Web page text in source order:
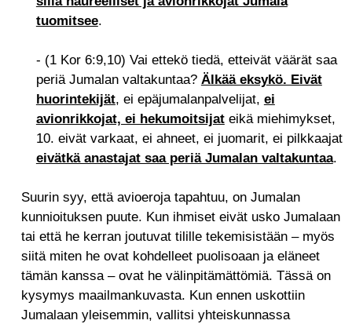
tuomitsee.
- (1 Kor 6:9,10) Vai ettekö tiedä, etteivät väärät saa
periä Jumalan valtakuntaa? Älkää eksykö. Eivät
huorintekijät, ei epäjumalanpalvelijat, ei
avionrikkojat, ei hekumoitsijateikä miehimykset,
10. eivät varkaat, ei ahneet, ei juomarit, ei pilkkaajat
eivätkä anastajat saa periä Jumalan valtakuntaa.
Suurin syy, että avioeroja tapahtuu, on Jumalan
kunnioituksen puute. Kun ihmiset eivät usko Jumalaan
tai että he kerran joutuvat tilille tekemisistään – myös
siitä miten he ovat kohdelleet puolisoaan ja eläneet
tämän kanssa – ovat he välinpitämättömiä. Tässä on
kysymys maailmankuvasta. Kun ennen uskottiin
Jumalaan yleisemmin, vallitsi yhteiskunnassa